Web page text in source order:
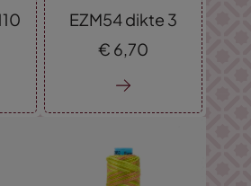
EZM54 dikte 3
€ 6,70